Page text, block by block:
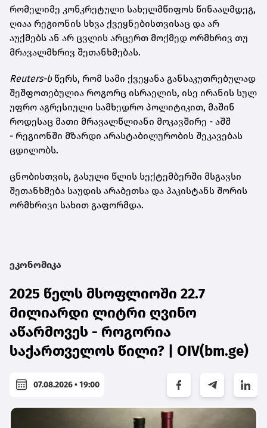
რომელიმე კონკრეტული სახელმწიფოს წინააღმდეგ,
ღიაა რეგიონის სხვა ქვეყნებისთვისაც და არ
აუქმებს ან არ ცვლის არცერთ მოქმედ ორმხრივ თუ
მრავალმხრივ შეთანხმებას.
Reuters-სწერს, რომ სამი ქვეყანა განსაკუთრებულად
შეშფოთებულია როგორც ისრაელის, ისე ირანის სულ
უფრო აგრესიული სამხედრო პოლიტიკით, მაშინ
როდესაც მათი მრავალწლიანი მოკავშირე - აშშ
- რეგიონში მზარდი არასტაბილურობის შეკავებას
ცდილობს.
ცნობისთვის, გასული წლის სექტემბერში მსგავსი
შეთანხმება საუდის არაბეთსა და პაკისტანს შორის
ორმხრივი სახით გაფორმდა.
ეკონომიკა
2025 წელს მსოფლიოში 22.7
მილიარდი ლიტრი ღვინო
აწარმოვეს - როგორია
საქართველოს წილი? | OIV(bm.ge)
07.08.2026 • 19:00